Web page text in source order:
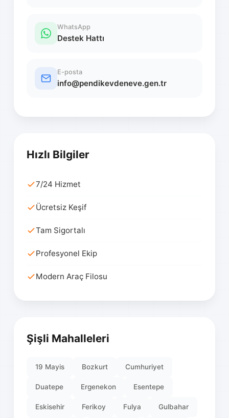
WhatsApp
Destek Hattı
E-posta
info@pendikevdeneve.gen.tr
Hızlı Bilgiler
7/24 Hizmet
Ücretsiz Keşif
Tam Sigortalı
Profesyonel Ekip
Modern Araç Filosu
Şişli Mahalleleri
19 Mayis Bozkurt Cumhuriyet
Duatepe Ergenekon Esentepe
Eskisehir Ferikoy Fulya Gulbahar